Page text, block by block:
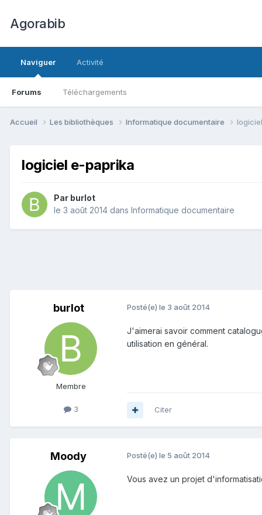
Agorabib
Naviguer
Forums Téléchargements
Activité
Accueil Les bibliothèques Informatique documentaire
logiciel e-paprika
Par burlot
le 3 août 2014 dans Informatique documentaire
burlot
Membre
3
Posté(e) le 3 août 2014
J'aimerai savoir comment
utilisation en général.
Citer
Moody Posté(e) le 5 août 2014
Vous avez un projet